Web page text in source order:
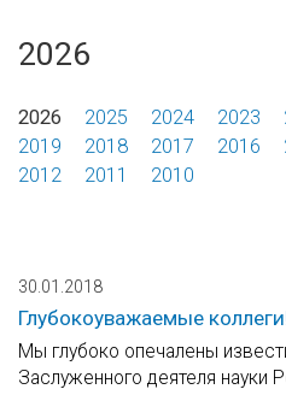
2026
2026 2025 2024 2023
2019
2018 2017 2016
2012
2011 2010
30.01.2018
Глубокоуважаемые
Мы глубоко опечалены
Заслуженного деятеля науки